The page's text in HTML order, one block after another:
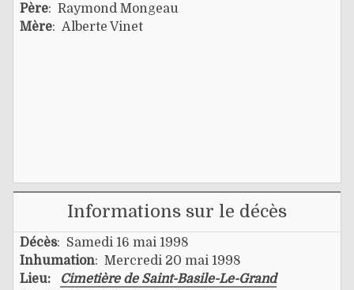
Père: Raymond Mongeau
Mère: Alberte Vinet
Informations sur le décès
Décès: Samedi 16 mai 1998
Inhumation: Mercredi 20 mai 1998
Lieu:
Cimetière de Saint-Basile-Le-Grand